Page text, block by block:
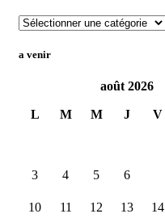
a venir
août 2026
L M M J V
3 4 5 6
10 11 12 13 14